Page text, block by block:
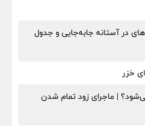
در آستانه جابه‌جایی و جدول
خزر
| ماجرای زود تمام شدن